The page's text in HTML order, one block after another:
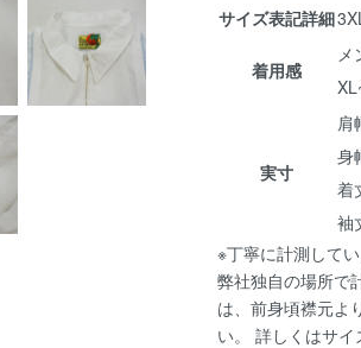
サイズ表記詳細
着用感
メ
実寸
肩
身
着
袖
※丁寧に計測して
弊社独自の場所で
は、前身頃襟元よ
い。 詳しくはサイ